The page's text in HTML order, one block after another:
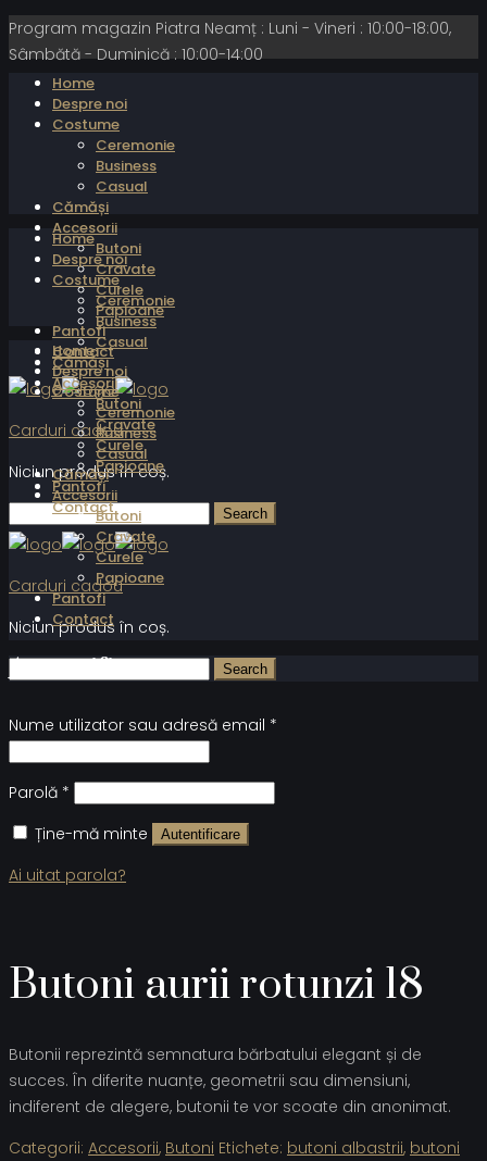
Program magazin Piatra Neamț : Luni - Vineri : 10:00-18:00,
Sâmbătă - Duminică : 10:00-14:00
Home
Despre noi
Costume
Ceremonie
Business
Casual
Cămăși
Accesorii
Butoni
Cravate
Curele
Papioane
Pantofi
Contact
Carduri cadou
Niciun produs în coș.
Home
Despre noi
Costume
Ceremonie
Business
Casual
Cămăși
Accesorii
Butoni
Cravate
Curele
Papioane
Pantofi
Contact
Carduri cadou
Niciun produs în coș.
Home
Despre noi
Costume
Ceremonie
Business
Casual
Cămăși
Accesorii
Butoni
Cravate
Curele
Papioane
Pantofi
Contact
Autentificare
Nume utilizator sau adresă email *
Parolă *
Ține-mă minte
Autentificare
Ai uitat parola?
Butoni aurii rotunzi 18
Butonii reprezintă semnatura bărbatului elegant și de
succes. În diferite nuanțe, geometrii sau dimensiuni,
indiferent de alegere, butonii te vor scoate din anonimat.
Categorii: Accesorii, Butoni Etichete: butoni albastrii, butoni